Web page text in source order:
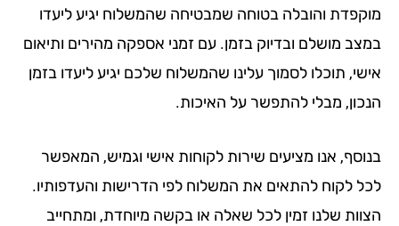
והובלה בטוחה שמבטיחה שהמשלוח יגיע ליעדו
מושלם ובדיוק בזמן. עם זמני אספקה מהירים ותיאום
תוכלו לסמוך עלינו שהמשלוח שלכם יגיע ליעדו בזמן
מבלי להתפשר על האיכות.
אנו מציעים שירות לקוחות אישי וגמיש, המאפשר
לקוח להתאים את המשלוח לפי הדרישות והעדפותיו.
שלנו זמין לכל שאלה או בקשה מיוחדת, ומתחייב